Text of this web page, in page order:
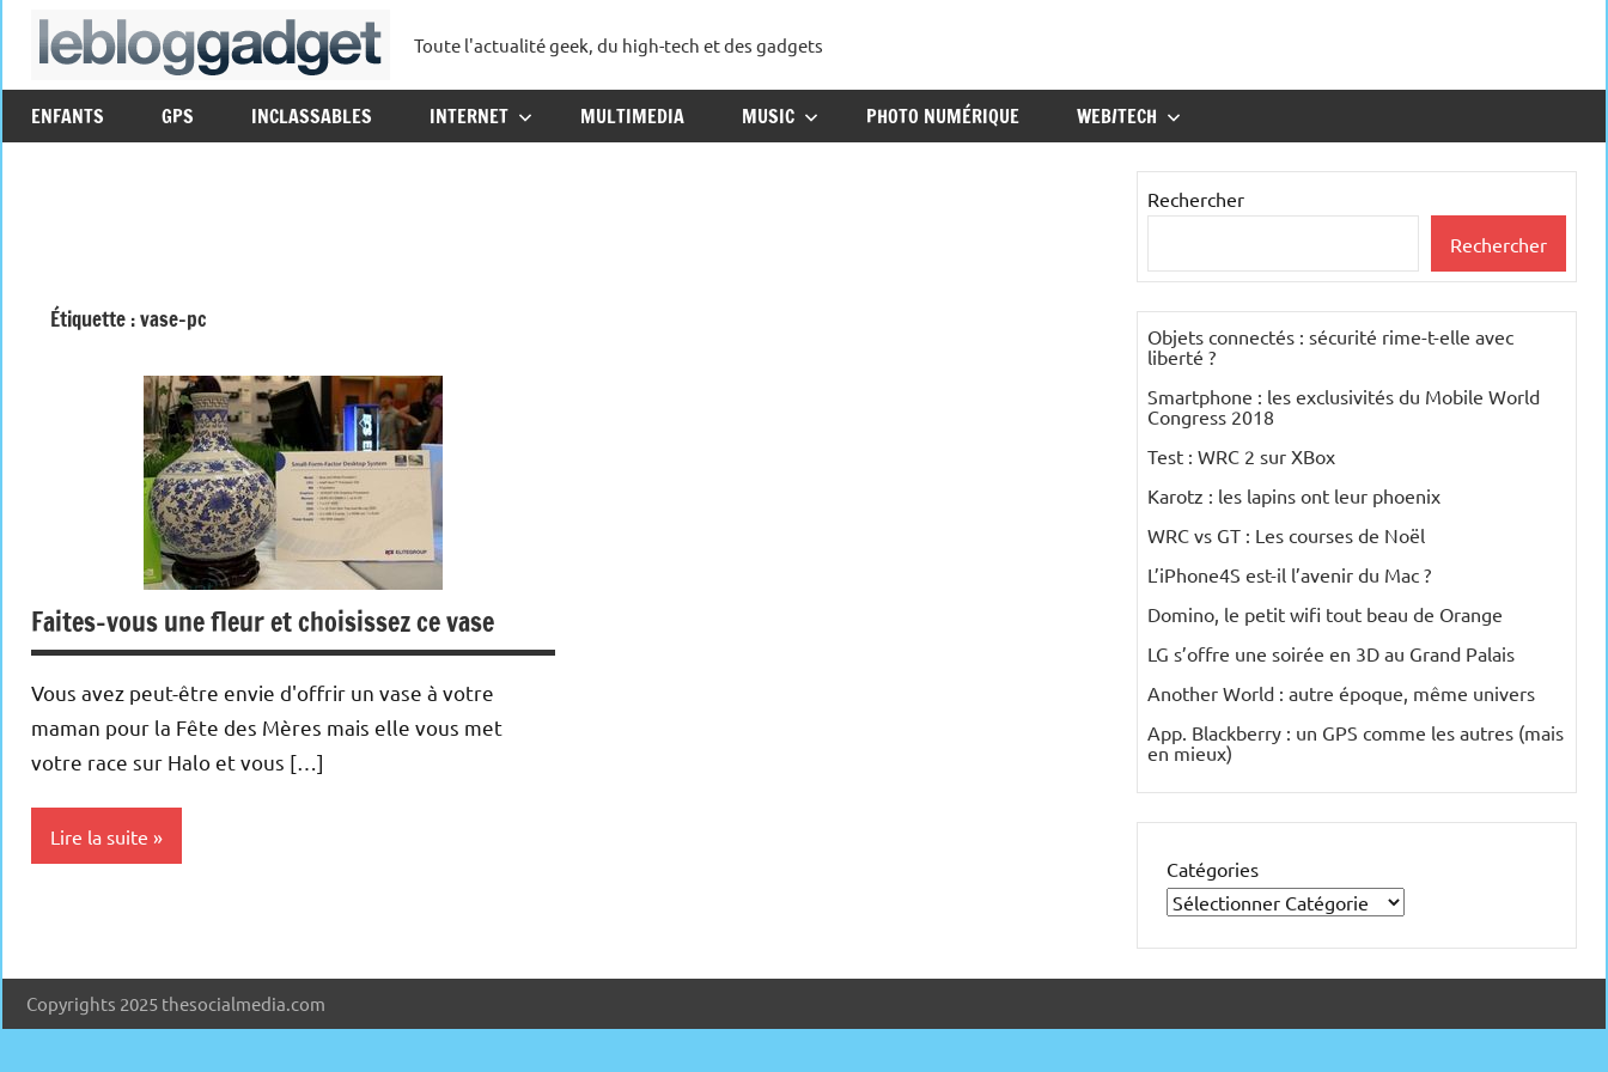
Aller
lebloggadget
Toute l'actualité geek, du high-tech et des gadgets
ENFANTS GPS INCLASSABLES INTERNET MULTIMEDIA MUSIC PHOTO NUMÉRIQUE WEB/TECH
Étiquette :vase-pc
Faites-vous une fleur et choisissez ce vase
Vous avez peut-être envie d'offrir un vase à votre
maman pour la Fête des Mères mais elle vous met
votre race sur Halo et vous […]
Lire la suite
Multimedia
Rechercher
Rechercher
Objets connectés : sécurité rime-t-elle avec
liberté ?
Smartphone : les exclusivités du Mobile World
Congress 2018
Test : WRC 2 sur XBox
Karotz : les lapins ont leur phoenix
WRC vs GT : Les courses de Noël
L’iPhone4S est-il l’avenir du Mac ?
Domino, le petit wifi tout beau de Orange
LG s’offre une soirée en 3D au Grand Palais
Another World : autre époque, même univers
App. Blackberry : un GPS comme les autres (mais
en mieux)
Catégories
Copyrights 2025 thesocialmedia.com